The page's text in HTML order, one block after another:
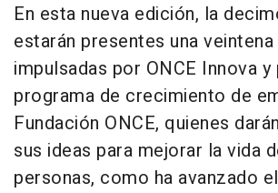
En esta nueva edición, la
estarán presentes una
impulsadas por ONCE Innova y
programa de crecimiento de
Fundación ONCE, quienes
sus ideas para mejorar la vida
personas, como ha avanzado